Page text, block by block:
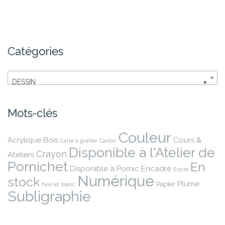
Catégories
×
DESSIN
Mots-clés
Acrylique Bois Carte à gratter Carton Couleur Cours &
Ateliers Crayon Disponible à l'Atelier de
Pornichet Disponible à Pornic Encadré Encre En
stock Noir et blanc Numérique Papier Plume
Subligraphie